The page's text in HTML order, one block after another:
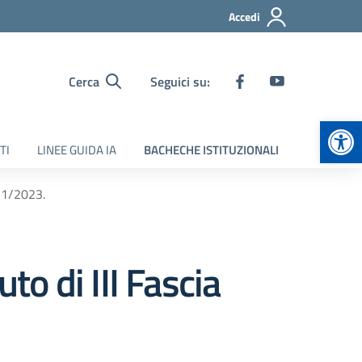
Accedi
Cerca Seguici su:
LINEE GUIDA IA BACHECHE ISTITUZIONALI
2023.
di III Fascia